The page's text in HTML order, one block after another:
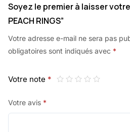
Soyez le premier à laisser votre
PEACH RINGS”
Votre adresse e-mail ne sera pas
obligatoires sont indiqués avec *
Votre note *
Votre avis *